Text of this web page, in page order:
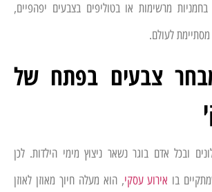
בחמניות מרשימות או בטוליפים בצבעים יפהפיים,
לעולם.
צבעים בפתח של
ובכל אדם בוגר נשאר ניצוץ מימי הילדות. לכן
בו אירוע עסקי, הוא מעלה חיוך מאוזן לאוזן